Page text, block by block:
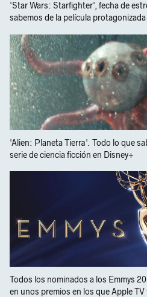
'Star Wars: Starfighter', fecha de
sabemos de la película
'Alien: Planeta Tierra'. Todo lo que
serie de ciencia ficción en Disney+
Todos los nominados a los Emmys
en unos premios en los que Apple